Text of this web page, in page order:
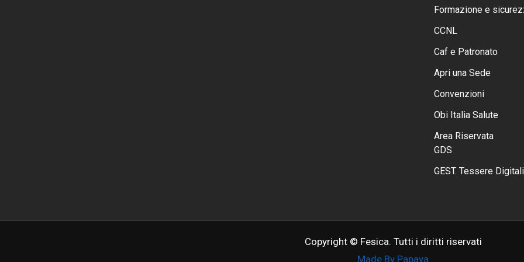
Formazione e
CCNL
Caf e Patronato
Apri una Sede
Convenzioni
Obi Italia Salute
Area Riservata
GDS
GEST. Tessere Digitali
Copyright © Fesica. Tutti i diritti riservati
Made By Papaya